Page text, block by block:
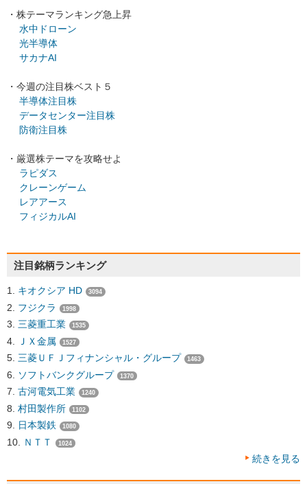
・株テーマランキング急上昇
水中ドローン
光半導体
サカナAI
・今週の注目株ベスト５
半導体注目株
データセンター注目株
防衛注目株
・厳選株テーマを攻略せよ
ラピダス
クレーンゲーム
レアアース
フィジカルAI
注目銘柄ランキング
キオクシア HD 3094
フジクラ 1998
三菱重工業 1535
ＪＸ金属 1527
三菱ＵＦＪフィナンシャル・グループ 1463
ソフトバンクグループ 1370
古河電気工業 1240
村田製作所 1102
日本製鉄 1080
ＮＴＴ 1024
続きを見る